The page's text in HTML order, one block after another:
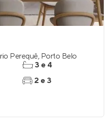
Perequê, Porto Belo
3 e 4
2 e 3